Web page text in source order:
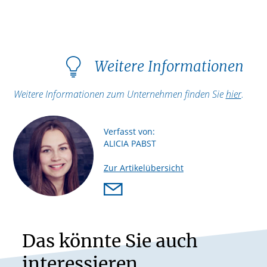
Weitere Informationen
Weitere Informationen zum Unternehmen finden Siehier.
Verfasst von:
ALICIA PABST
Zur Artikelübersicht
Das könnte Sie auch